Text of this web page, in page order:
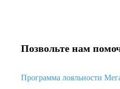
Позвольте нам
Программа лояльности